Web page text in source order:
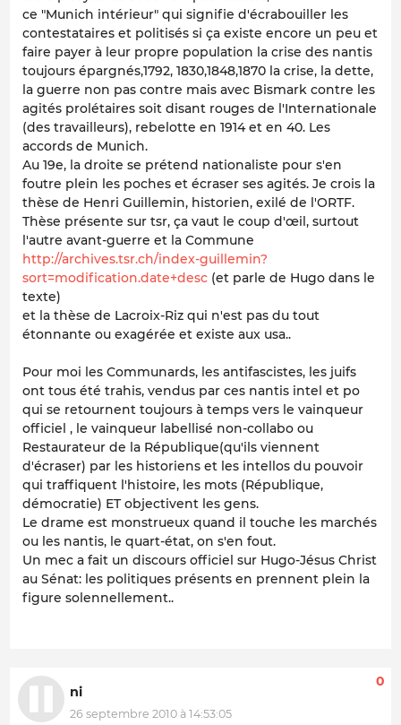
ce "Munich intérieur" qui signifie d'écrabouiller les
contestataires et politisés si ça existe encore un peu et
faire payer à leur propre population la crise des nantis
toujours épargnés,1792, 1830,1848,1870 la crise, la dette,
la guerre non pas contre mais avec Bismark contre les
agités prolétaires soit disant rouges de l'Internationale
(des travailleurs), rebelotte en 1914 et en 40. Les
accords de Munich.
Au 19e, la droite se prétend nationaliste pour s'en
foutre plein les poches et écraser ses agités. Je crois la
thèse de Henri Guillemin, historien, exilé de l'ORTF.
Thèse présente sur tsr, ça vaut le coup d'œil, surtout
l'autre avant-guerre et la Commune
http://archives.tsr.ch/index-guillemin?
sort=modification.date+desc (et parle de Hugo dans le
texte)
et la thèse de Lacroix-Riz qui n'est pas du tout
étonnante ou exagérée et existe aux usa..
Pour moi les Communards, les antifascistes, les juifs
ont tous été trahis, vendus par ces nantis intel et po
qui se retournent toujours à temps vers le vainqueur
officiel , le vainqueur labellisé non-collabo ou
Restaurateur de la République(qu'ils viennent
d'écraser) par les historiens et les intellos du pouvoir
qui traffiquent l'histoire, les mots (République,
démocratie) ET objectivent les gens.
Le drame est monstrueux quand il touche les marchés
ou les nantis, le quart-état, on s'en fout.
Un mec a fait un discours officiel sur Hugo-Jésus Christ
au Sénat: les politiques présents en prennent plein la
figure solennellement..
ni
26 septembre 2010 à 14:53:05
0